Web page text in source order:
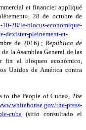
et financier appliqué
28 de octubre de
28/le-blocus-economique-
dexister-pleinement-et-
de 2016) ;República de
la Asamblea General de las
fin al bloqueo económico,
Unidos de América contra
to the People of Cuba», The
the-press-
cuba (sitio consultado el